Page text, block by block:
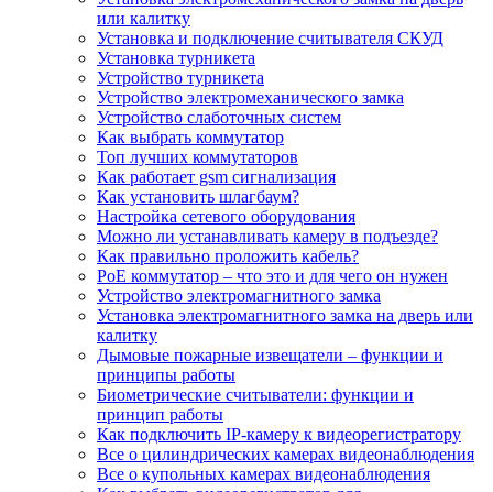
или калитку
Установка и подключение считывателя СКУД
Установка турникета
Устройство турникета
Устройство электромеханического замка
Устройство слаботочных систем
Как выбрать коммутатор
Топ лучших коммутаторов
Как работает gsm сигнализация
Как установить шлагбаум?
Настройка сетевого оборудования
Можно ли устанавливать камеру в подъезде?
Как правильно проложить кабель?
PoE коммутатор – что это и для чего он нужен
Устройство электромагнитного замка
Установка электромагнитного замка на дверь или
калитку
Дымовые пожарные извещатели – функции и
принципы работы
Биометрические считыватели: функции и
принцип работы
Как подключить IP-камеру к видеорегистратору
Все о цилиндрических камерах видеонаблюдения
Все о купольных камерах видеонаблюдения